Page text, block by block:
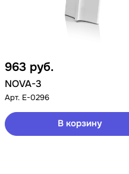
963 руб.
NOVA-3
Арт. E-0296
В корзину